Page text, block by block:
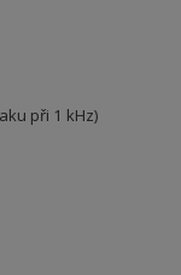
při 1 kHz)